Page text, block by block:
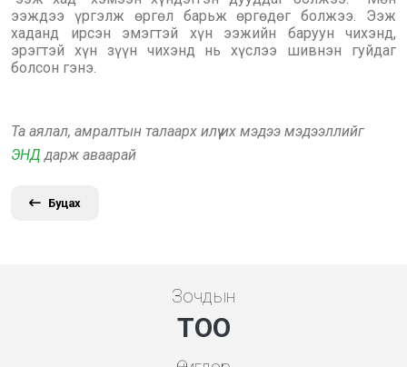
ээждээ үргэлж өргөл барьж өргөдөг болжээ. Ээж
хаданд ирсэн эмэгтэй хүн ээжийн баруун чихэнд,
эрэгтэй хүн зүүн чихэнд нь хүслээ шивнэн гуйдаг
болсон гэнэ.
Та аялал, амралтын талаарх илүү их мэдээ мэдээллийг
ЭНД дарж аваарай
Буцах
Зочдын
ТОО